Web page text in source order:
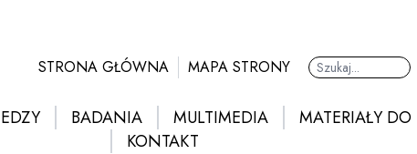
STRONA GŁÓWNA MAPA STRONY Ustawienia
BADANIA MULTIMEDIA MATERIAŁY
KONTAKT